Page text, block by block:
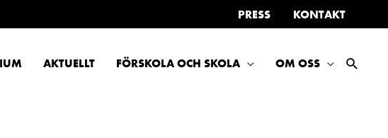
PRESS KONTAKT
AKTUELLT FÖRSKOLA OCH SKOLA OM OSS SÖK